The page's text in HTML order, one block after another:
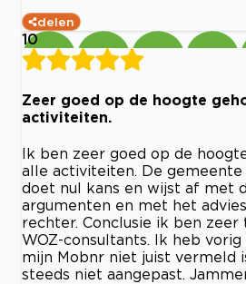
delen
10
Zeer goed op de hoogte
activiteiten.
Ik ben zeer goed op de
alle activiteiten. De
doet nul kans en wijst af met
argumenten en met het
rechter. Conclusie ik ben
WOZ-consultants. Ik heb
mijn Mobnr niet juist vermeld
steeds niet aangepast.